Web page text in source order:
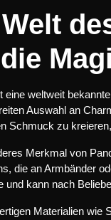
eine weltweit
Auswahl an
Schmuck zu
Merkmal von
die an Armbänder
und kann nach
Materialien wie